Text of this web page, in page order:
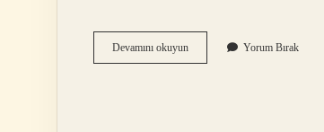
Devamını okuyun100
Tl
Yorum Bırak